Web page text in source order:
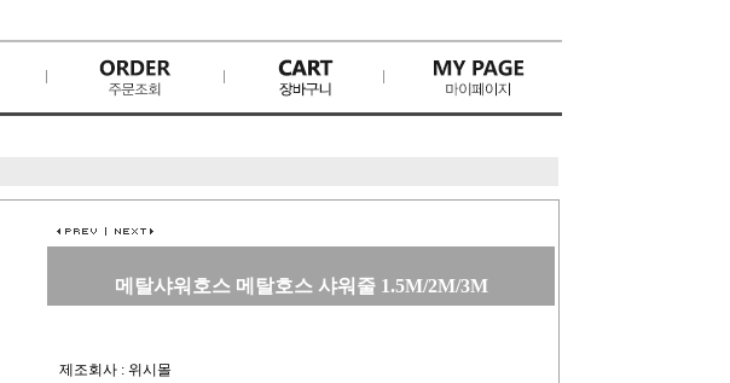
메탈샤워호스 메탈호스 샤워줄 1.5M/2M/3M
제조회사 : 위시몰